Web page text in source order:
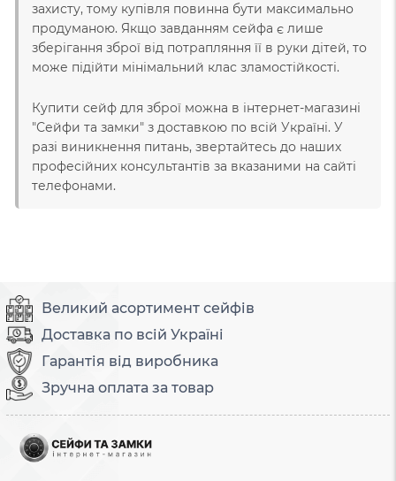
захисту, тому купівля повинна бути максимально
продуманою. Якщо завданням сейфа є лише
зберігання зброї від потрапляння її в руки дітей, то
може підійти мінімальний клас зламостійкості.
Купити сейф для зброї можна в інтернет-магазині
"Сейфи та замки" з доставкою по всій Україні. У
разі виникнення питань, звертайтесь до наших
професійних консультантів за вказаними на сайті
телефонами.
Великий асортимент сейфів
Доставка по всій Україні
Гарантія від виробника
Зручна оплата за товар